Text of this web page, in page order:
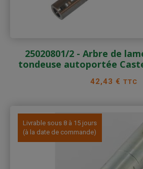
25020801/2 - Arbre de
tondeuse autoportée
Prix
42,43 € TTC
Livrable sous 8 à 15 jours
(à la date de commande)